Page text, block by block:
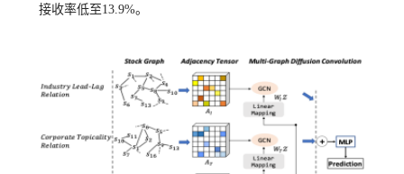
接收率低至13.9%。